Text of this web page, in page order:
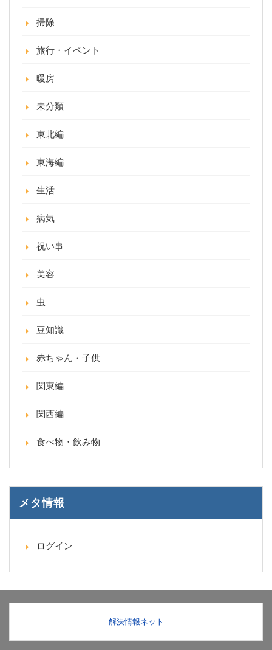
掃除
旅行・イベント
暖房
未分類
東北編
東海編
生活
病気
祝い事
美容
虫
豆知識
赤ちゃん・子供
関東編
関西編
食べ物・飲み物
メタ情報
ログイン
解決情報ネット